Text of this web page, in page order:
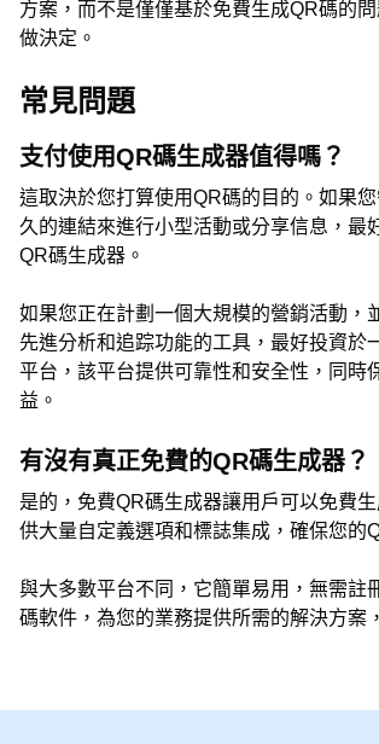
方案，而不是僅僅基於免費生成QR碼的
做決定。
常見問題
支付使用QR碼生成器值得嗎？
這取決於您打算使用QR碼的目的。如果
久的連結來進行小型活動或分享信息，最
QR碼生成器。
如果您正在計劃一個大規模的營銷活動，
先進分析和追踪功能的工具，最好投資於
平台，該平台提供可靠性和安全性，同時
益。
有沒有真正免費的QR碼生成器？
是的，免費QR碼生成器讓用戶可以免費
供大量自定義選項和標誌集成，確保您的
與大多數平台不同，它簡單易用，無需註
碼軟件，為您的業務提供所需的解決方案